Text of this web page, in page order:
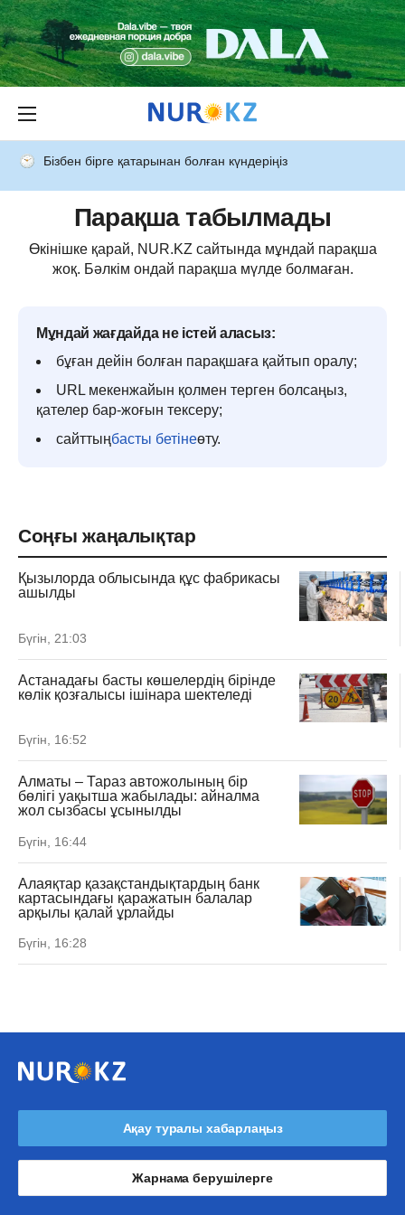
Бізбен бірге қатарынан болған күндеріңіз
Парақша табылмады
Өкінішке қарай, NUR.KZ сайтында мұндай парақша
жоқ. Бәлкім ондай парақша мүлде болмаған.
Мұндай жағдайда не істей аласыз:
бұған дейін болған парақшаға қайтып оралу;
URL мекенжайын қолмен терген болсаңыз,
қателер бар-жоғын тексеру;
сайттыңбасты бетінеөту.
Соңғы жаңалықтар
Қызылорда облысында құс фабрикасы
ашылды
Бүгін, 21:03
Астанадағы басты көшелердің бірінде
көлік қозғалысы ішінара шектеледі
Бүгін, 16:52
Алматы – Тараз автожолының бір
бөлігі уақытша жабылады: айналма
жол сызбасы ұсынылды
Бүгін, 16:44
Алаяқтар қазақстандықтардың банк
картасындағы қаражатын балалар
арқылы қалай ұрлайды
Бүгін, 16:28
Ақау туралы хабарлаңыз
Жарнама берушілерге